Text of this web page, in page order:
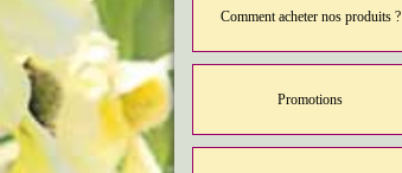
Comment acheter nos produits ?
Promotions